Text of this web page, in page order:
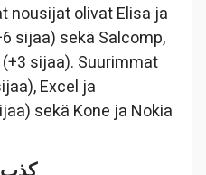
nousijat olivat Elisa ja
sijaa) sekä Salcomp,
sijaa). Suurimmat
Excel ja
sekä Kone ja Nokia